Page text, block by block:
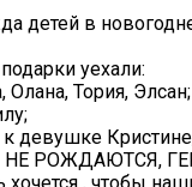
детей в
уехали:
Тория, Элсан;
девушке
РОЖДАЮТСЯ,